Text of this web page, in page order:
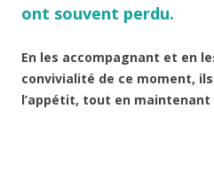
ont souvent perdu.
En les accompagnant et en
convivialité de ce moment,
l’appétit, tout en maintenant